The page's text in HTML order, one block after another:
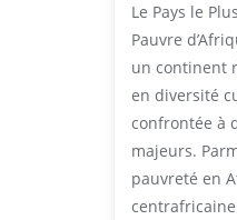
Le Pays le
Pauvre
un continent
en diversité
confrontée à
majeurs.
pauvreté en